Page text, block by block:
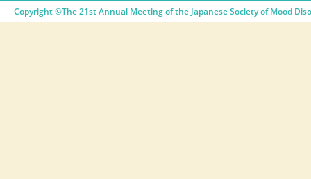
Copyright ©The 21st Annual Meeting of the Japanese Society of Mood